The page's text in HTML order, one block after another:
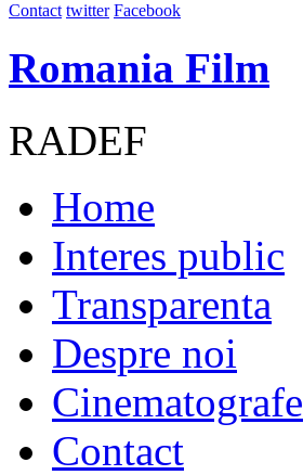
Contact twitter Facebook
Romania Film
RADEF
Home
Interes public
Transparenta
Despre noi
Cinematografe
Contact